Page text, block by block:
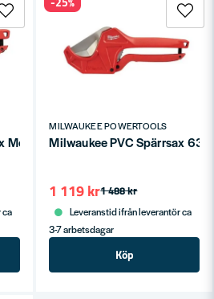
Med Spärrfunktion 42mm
ca
MILWAUKEE POWERTOOLS
Milwaukee PVC Spärrsax
1 488 kr
1 119 kr
Leveranstid ifrån leverantör ca
3-7 arbetsdagar
Köp